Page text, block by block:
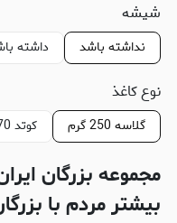
شیشه
نداشته باشد داشته
نوع کاغذ
گلاسه 250 گرم کوتد 170 گرم
مجموعه بزرگان
بیشتر مردم با